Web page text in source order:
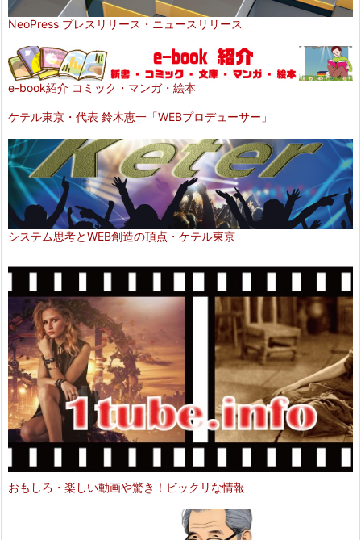
NeoPress プレスリリース・ニュースリリース
e-book紹介 コミック・マンガ・絵本
ケテル東京・代表 鈴木恵一「WEBプロデューサー」
システム思考とWEB創造の頂点・ケテル東京
おもしろ・楽しい動画や驚き！ビックリな情報